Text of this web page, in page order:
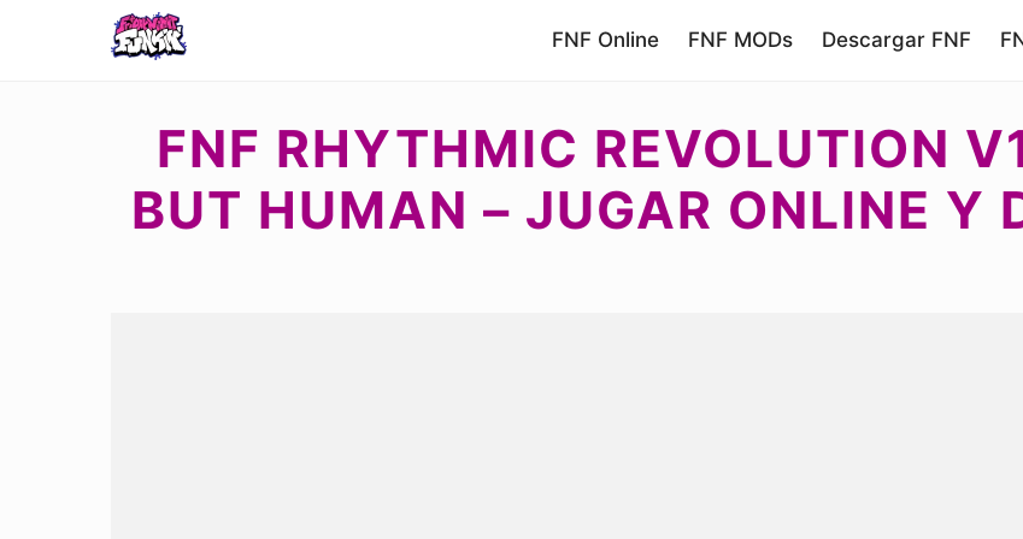
FNF Online FNF MODs Descargar FNF
FNF RHYTHMIC REVOLUTION
BUT HUMAN – JUGAR ONLINE Y